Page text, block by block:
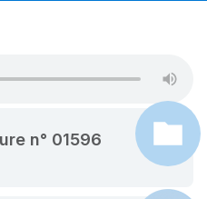
n° 01596